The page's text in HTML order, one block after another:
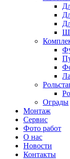
Ограды
Монтаж
Сервис
Фото работ
О нас
Новости
Контакты